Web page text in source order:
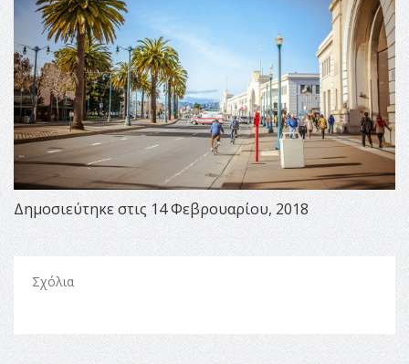
Δημοσιεύτηκε στις 14 Φεβρουαρίου, 2018
Σχόλια